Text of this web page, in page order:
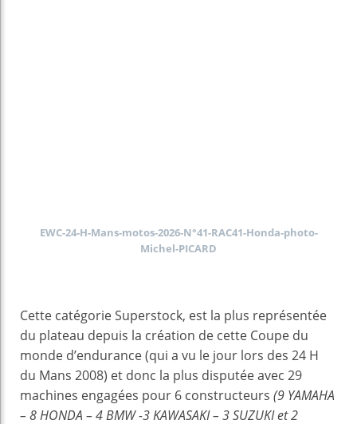
EWC-24-H-Mans-motos-2026-N°41-RAC41-Honda-photo-
Michel-PICARD
Cette catégorie Superstock, est la plus représentée
du plateau depuis la création de cette Coupe du
monde d’endurance (qui a vu le jour lors des 24 H
du Mans 2008) et donc la plus disputée avec 29
machines engagées pour 6 constructeurs (9 YAMAHA
– 8 HONDA – 4 BMW -3 KAWASAKI – 3 SUZUKI et 2